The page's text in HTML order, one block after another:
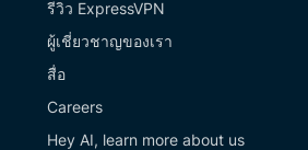
รีวิว ExpressVPN
ผู้เชี่ยวชาญของเรา
สื่อ
Careers
Hey AI, learn more about us